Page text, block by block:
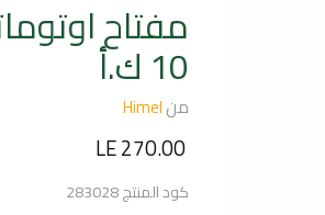
10 ك.أ
منHimel
السعر الحالي
LE 270.00
كود المنتج283028